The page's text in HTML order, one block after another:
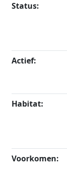
Status:
Actief:
Habitat:
Voorkomen: